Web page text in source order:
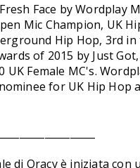
Face by Wordplay
Mic Champion, UK
Hip Hop, 3rd in
of 2015 by Just
UK Female MC's.
for UK Hip Hop
di Oracy è iniziata con